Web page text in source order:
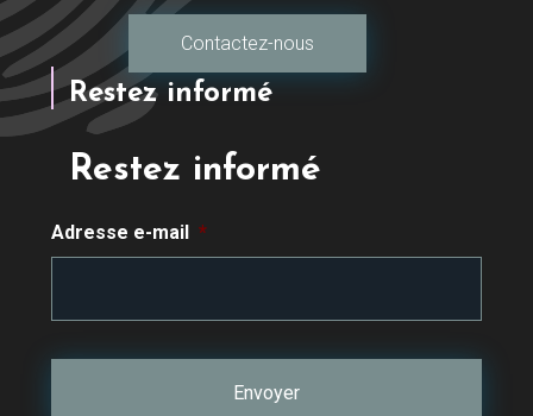
Contactez-nous
Restez informé
Restez informé
Adresse e-mail *